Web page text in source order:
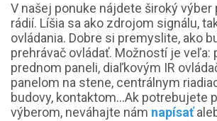
V našej ponuke nájdete široký výber
rádií. Líšia sa ako zdrojom signálu,
ovládania. Dobre si premyslite, ako
prehrávač ovládať. Možností je veľa:
prednom paneli, diaľkovým IR
panelom na stene, centrálnym
budovy, kontaktom...Ak potrebujete
výberom, neváhajte nám napísať